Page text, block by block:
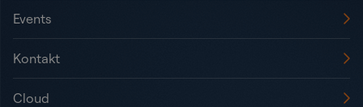
Events
Kontakt
Cloud